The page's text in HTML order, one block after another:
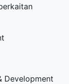
Development